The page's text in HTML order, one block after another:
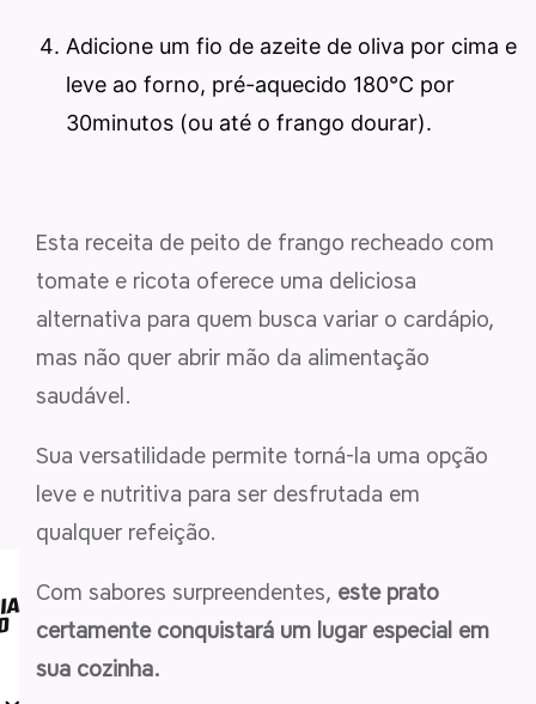
Adicione um fio de azeite de oliva por cima e
leve ao forno, pré-aquecido 180°C por
30minutos (ou até o frango dourar).
Esta receita de peito de frango recheado com
tomate e ricota oferece uma deliciosa
alternativa para quem busca variar o cardápio,
mas não quer abrir mão da alimentação
saudável.
Sua versatilidade permite torná-la uma opção
leve e nutritiva para ser desfrutada em
qualquer refeição.
Com sabores surpreendentes, este prato
certamente conquistará um lugar especial em
sua cozinha.